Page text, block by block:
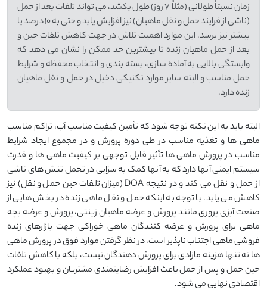
زمان نسبتاً طولانی (مثلاً 7 روز) طول بکشد، می تواند تلفات بعد از حمل
(ناشی از فرایند حمل و نقل ماهیان) نیز افزایش یابد و حتی به 10 درصد یا
بیشتر نیز برسد. این موارد اهمیت تلاش در جهت کاهش تلفات حین و
بعد از حمل ماهیان زنده تا بیشترین حد ممکن را نشان می دهد که
وابستگی بالایی به آماده سازی، بسته بندی و انتخاب محفظه و شرایط
حمل مناسب و البته سایر موارد تکنیکی دخیل در حمل و نقل ماهیان
زنده دارد.
البته باید به این نکته توجه شود که تأمین کیفیت مناسب آب، تراکم مناسب
ماهی ها و تغذیه مناسب در طی دوره پرورش و در مجموع ایجاد شرایط
مناسب در پرورش ماهی ها تأثیر قابل توجهی بر کیفیت ماهی ها و قدرت
سیستم ایمنی آنها دارد که به آنها کمک به سزایی در تحمل تنش های ناشی
از حمل و نقل می کند و در نتیجه DOA (میزان تلفات حین حمل و نقل) نیز
کاهش می یابد. با توجه به اینکه حمل و نقل ماهی زنده در بخش هایی از
صنعت آبزی پروری مانند پرورش و عرضه ماهیان زینتی، پرورش و عرضه بچه
ماهی برای پرورش و عرضه کنندگان ماهی خوراکی جهت بازارهای زنده
فروشی ماهی اجتناب ناپذیر است، در نظر گرفتن موارد فوق در پرورش ماهی
ها نه تنها هزینه مازادی برای پرورش دهندگان نیست، بلکه با کاهش تلفات
حین حمل و پس از حمل باعث افزایش رضایتمندی مشتریان و بهبود عملکرد
اقتصادی نهایی می شود.